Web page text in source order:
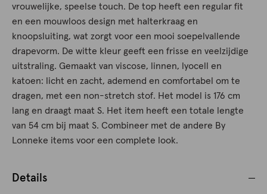
vrouwelijke, speelse touch. De top heeft een regular fit
en een mouwloos design met halterkraag en
knoopsluiting, wat zorgt voor een mooi soepelvallende
drapevorm. De witte kleur geeft een frisse en veelzijdige
uitstraling. Gemaakt van viscose, linnen, lyocell en
katoen: licht en zacht, ademend en comfortabel om te
dragen, met een non-stretch stof. Het model is 176 cm
lang en draagt maat S. Het item heeft een totale lengte
van 54 cm bij maat S. Combineer met de andere By
Lonneke items voor een complete look.
Details